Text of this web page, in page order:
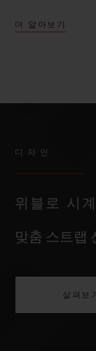
더 알아보기
디자인
위블로 시
맞춤 스트랩
살펴보기